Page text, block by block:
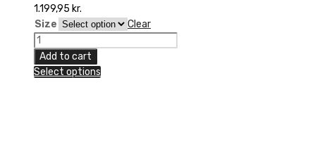
1.199,95 kr.
Size
Clear
Seven
Fathom
Windbreaker,
Add to cart
Select options